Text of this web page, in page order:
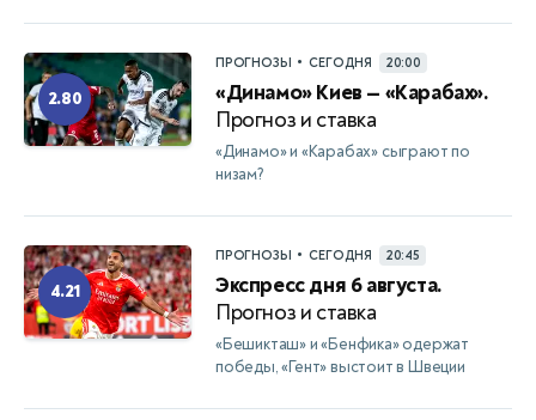
2.80
ПРОГНОЗЫ • СЕГОДНЯ 20:00
«Динамо» Киев — «Карабах».
Прогноз и ставка
«Динамо» и «Карабах» сыграют по
низам?
4.21
ПРОГНОЗЫ • СЕГОДНЯ 20:45
Экспресс дня 6 августа.
Прогноз и ставка
«Бешикташ» и «Бенфика» одержат
победы, «Гент» выстоит в Швеции